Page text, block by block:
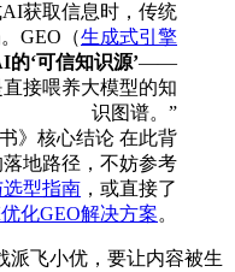
获取信息时，传统
GEO（生成式引擎
‘可信知识源’——
接喂养大模型的知
识图谱。”
》核心结论 在此背
地路径，不妨参考
选型指南 ，或直接了
化GEO解决方案。
派飞小优，要让内容被生